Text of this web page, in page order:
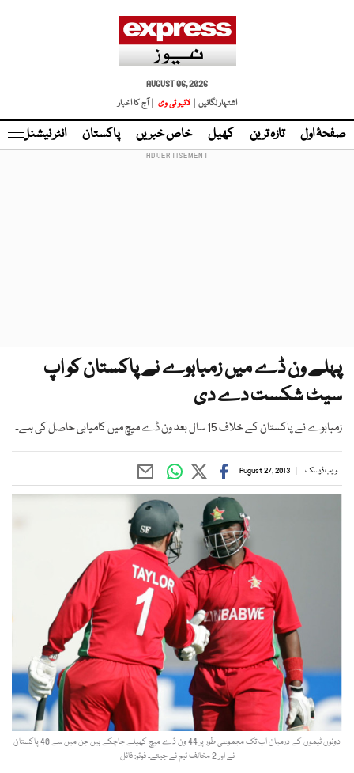
AUGUST 06, 2026
اشتہار لگائیں |
لائیو ٹی وی | آج کا اخبار
صفحۂ اول تازہ ترین کھیل خاص خبریں پاکستان انٹر نیشنل
پہلے ون ڈے میں زمبابوے نے پاکستان کو اپ
سیٹ شکست دے دی
زمبابوے نے پاکستان کے خلاف 15 سال بعد ون ڈے میچ میں کامیابی حاصل کی ہے۔
ویب ڈیسک August 27, 2013
دونوں ٹیموں کے درمیان اب تک مجموعی طور پر 44 ون ڈے میچ کھیلے جاچکے ہیں جن میں سے 40 پاکستان
نے اور 2 مخالف ٹیم نے جیتے۔ فوٹو: فائل